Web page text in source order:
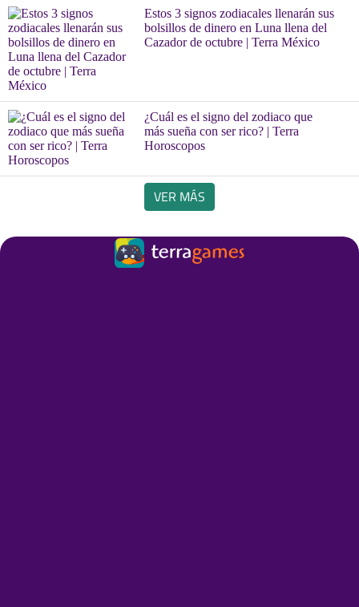
Estos 3 signos zodiacales llenarán sus
bolsillos de dinero en Luna llena del
Cazador de octubre | Terra México
¿Cuál es el signo del zodiaco que
más sueña con ser rico? | Terra
Horoscopos
VER MÁS